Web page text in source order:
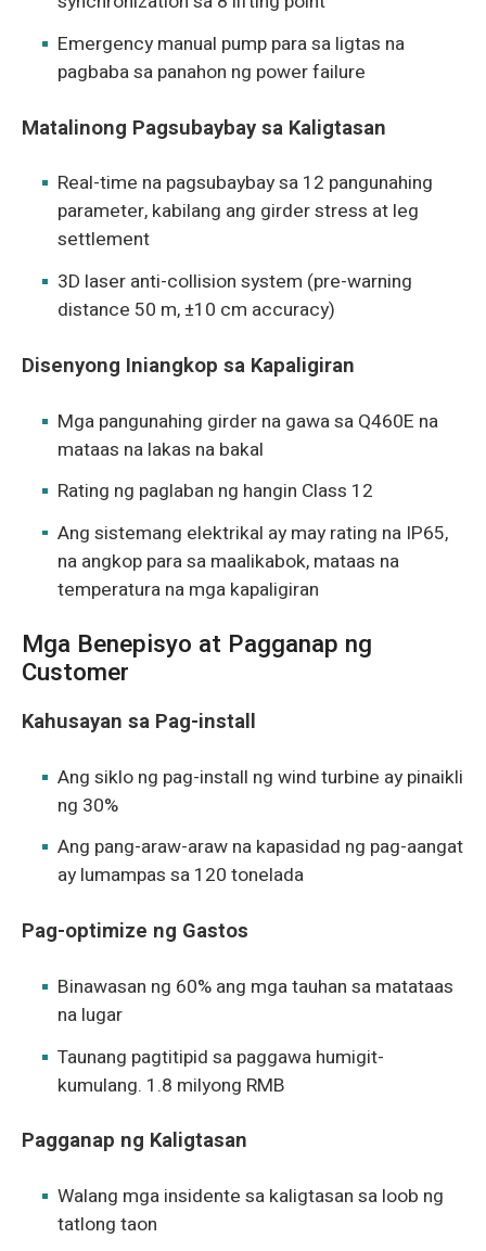
Emergency manual pump para sa ligtas na
pagbaba sa panahon ng power failure
Matalinong Pagsubaybay sa Kaligtasan
Real-time na pagsubaybay sa 12 pangunahing
parameter, kabilang ang girder stress at leg
settlement
3D laser anti-collision system (pre-warning
distance 50 m, ±10 cm accuracy)
Disenyong Iniangkop sa Kapaligiran
Mga pangunahing girder na gawa sa Q460E na
mataas na lakas na bakal
Rating ng paglaban ng hangin Class 12
Ang sistemang elektrikal ay may rating na IP65,
na angkop para sa maalikabok, mataas na
temperatura na mga kapaligiran
Mga Benepisyo at Pagganap ng
Customer
Kahusayan sa Pag-install
Ang siklo ng pag-install ng wind turbine ay pinaikli
ng 30%
Ang pang-araw-araw na kapasidad ng pag-aangat
ay lumampas sa 120 tonelada
Pag-optimize ng Gastos
Binawasan ng 60% ang mga tauhan sa matataas
na lugar
Taunang pagtitipid sa paggawa humigit-
kumulang. 1.8 milyong RMB
Pagganap ng Kaligtasan
Walang mga insidente sa kaligtasan sa loob ng
tatlong taon